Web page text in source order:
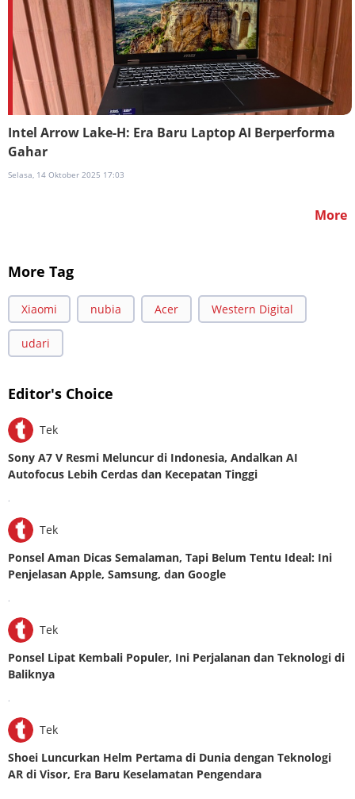
Intel Arrow Lake-H: Era Baru Laptop AI Berperforma
Gahar
Selasa, 14 Oktober 2025 17:03
More
More Tag
Xiaomi nubia Acer Western Digital
udari
Editor's Choice
Tek
Sony A7 V Resmi Meluncur di Indonesia, Andalkan AI
Autofocus Lebih Cerdas dan Kecepatan Tinggi
Tek
Ponsel Aman Dicas Semalaman, Tapi Belum Tentu Ideal: Ini
Penjelasan Apple, Samsung, dan Google
Tek
Ponsel Lipat Kembali Populer, Ini Perjalanan dan Teknologi di
Baliknya
Tek
Shoei Luncurkan Helm Pertama di Dunia dengan Teknologi
AR di Visor, Era Baru Keselamatan Pengendara